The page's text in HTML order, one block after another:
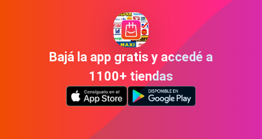
Bajá la app gratis y accedé a
1100+ tiendas